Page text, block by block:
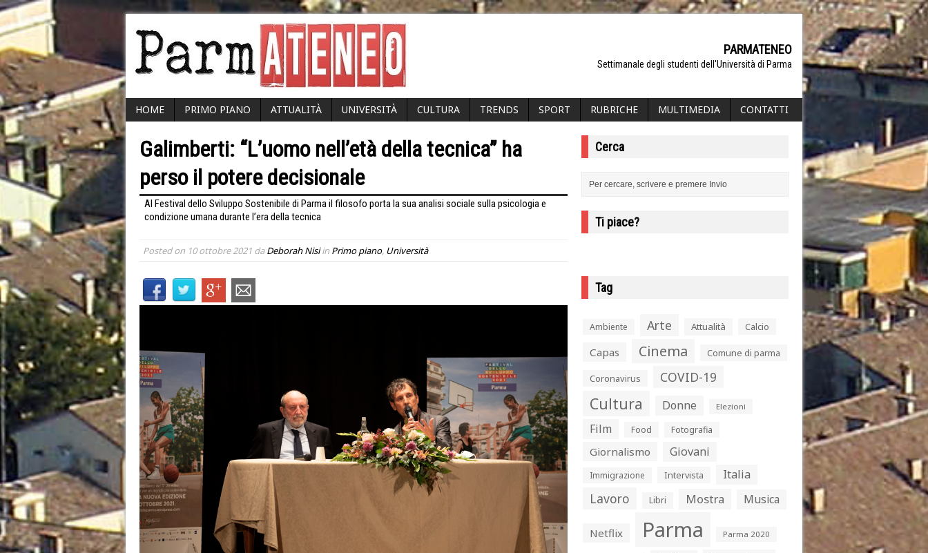
PARMATENEO
Settimanale degli studenti dell'Università di Parma
HOME PRIMO PIANO ATTUALITÀ UNIVERSITÀ CULTURA TRENDS SPORT RUBRICHE MULTIMEDIA CONTATTI
Galimberti: “L’uomo nell’età della tecnica” ha
perso il potere decisionale
Al Festival dello Sviluppo Sostenibile di Parma il filosofo porta la sua analisi sociale sulla psicologia e
condizione umana durante l’era della tecnica
Posted on 10 ottobre 2021 daDeborah Nisiin Primo piano, Università
Cerca
Ti piace?
Tag
Ambiente Arte Attualità Calcio
Capas Cinema Comune di parma
Coronavirus COVID-19
Cultura Donne Elezioni
Film Food Fotografia
Giornalismo Giovani
Immigrazione Intervista Italia
Lavoro Libri Mostra Musica
Netflix Parma Parma 2020